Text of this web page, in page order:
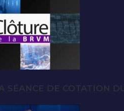
SÉANCE DE COTATION